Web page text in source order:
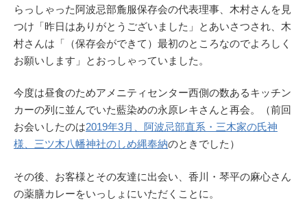
らっしゃった阿波忌部麁服保存会の代表理事、木村さんを見
つけ「昨日はありがとうございました」とあいさつされ、木
村さんは「（保存会ができて）最初のところなのでよろしく
お願いします」とおっしゃっていました。
今度は昼食のためアメニティセンター西側の数あるキッチン
カーの列に並んでいた藍染めの永原レキさんと再会。（前回
お会いしたのは2019年3月、阿波忌部直系・三木家の氏神
様、三ツ木八幡神社のしめ縄奉納のときでした）
その後、お客様とその友達に出会い、香川・琴平の麻心さん
の薬膳カレーをいっしょにいただくことに。